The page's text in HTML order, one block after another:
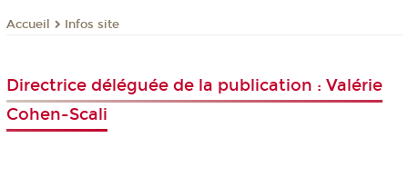
Accueil Infos site
Directrice déléguée de la publication : Valérie
Cohen-Scali